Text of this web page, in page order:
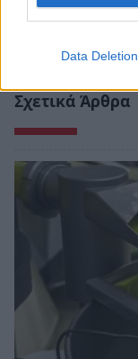
Data Deletion
Σχετικά Άρθρα